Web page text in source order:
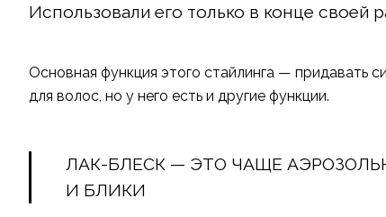
Использовали его только в конце своей
Основная функция этого стайлинга — придавать
для волос, но у него есть и другие функции.
ЛАК-БЛЕСК — ЭТО ЧАЩЕ
И БЛИКИ